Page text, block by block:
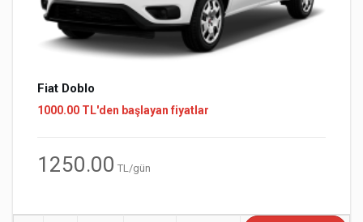
Fiat Doblo
1000.00 TL'den başlayan fiyatlar
1250.00 TL/gün